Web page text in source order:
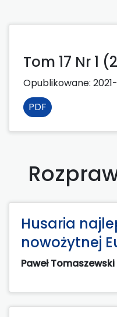
Tom 17 Nr 1
Opublikowane:
PDF
Husaria
nowożytnej
Paweł Tomaszewski